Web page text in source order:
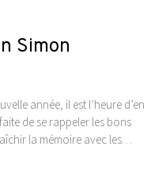
Simon
année, il est l’heure d’en
de se rappeler les bons
la mémoire avec les…